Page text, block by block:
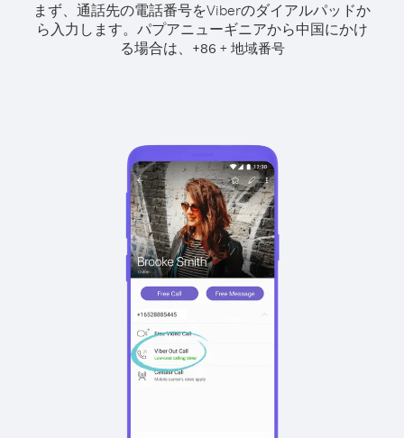
まず、通話先の電話番号をViberのダイアルパッドか
ら入力します。 パプアニューギニアから中国にかけ
る場合は、
+86 + 地域番号